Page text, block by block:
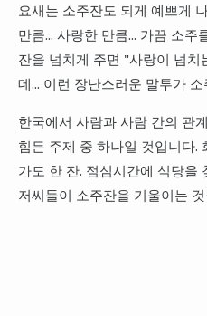
요새는 소주잔도 되게 예쁘게
만큼... 사랑한 만큼... 가끔 소
잔을 넘치게 주면 "사랑이 넘
데... 이런 장난스러운 말투가
한국에서 사람과 사람 간의 관
힘든 주제 중 하나일 것입니다.
가도 한 잔. 점심시간에 식당을
저씨들이 소주잔을 기울이는